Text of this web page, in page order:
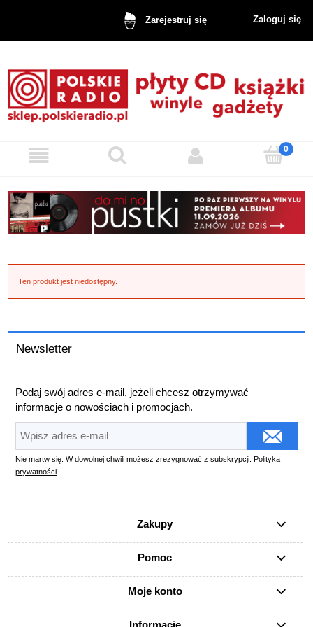
Zarejestruj się Zaloguj się
Ten produkt jest niedostępny.
Newsletter
Podaj swój adres e-mail, jeżeli chcesz otrzymywać
informacje o nowościach i promocjach.
Nie martw się. W dowolnej chwili możesz zrezygnować z subskrypcji. Polityka
prywatności
Zakupy
Pomoc
Moje konto